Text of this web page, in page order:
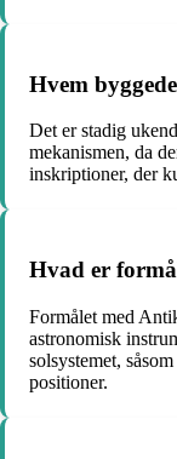
Hvem
Det er stadig
mekanismen, da
inskriptioner, der
Hvad er
Formålet med
astronomisk
solsystemet,
positioner.